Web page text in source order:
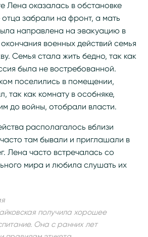
Лена оказалась в обстановке
забрали на фронт, а мать
направлена на эвакуацию в
военных действий семья
Семья стала жить бедно, так как
была не востребованной.
поселились в помещении,
так как комнату в особняке,
до войны, отобрали власти.
располагалось вблизи
там бывали и приглашали в
Лена часто встречалась со
мира и любила слушать их
получила хорошее
Она с ранних лет